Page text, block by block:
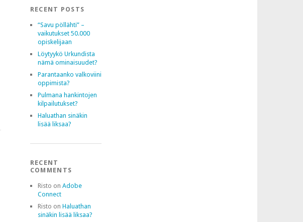
RECENT POSTS
“Savu pöllähti” –
vaikutukset 50.000
opiskelijaan
Löytyykö Urkundista
nämä ominaisuudet?
Parantaanko valkoviini
oppimista?
Pulmana hankintojen
kilpailutukset?
Haluathan sinäkin
lisää liksaa?
RECENT
COMMENTS
Risto on Adobe
Connect
Risto on Haluathan
sinäkin lisää liksaa?